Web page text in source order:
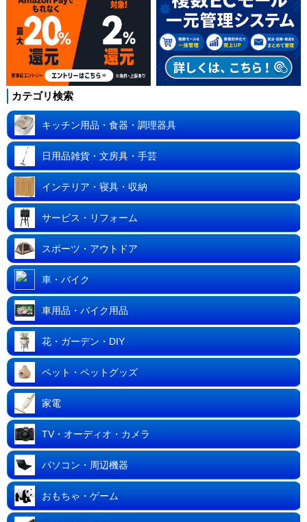
カテゴリ検索
キッチン用品・食器・調理器具
日用品雑貨・文房具・手芸
インテリア・寝具・収納
サービス・リフォーム
スポーツ・アウトドア
車・バイク
車用品・バイク用品
花・ガーデン・DIY
ペット・ペットグッズ
家電
TV・オーディオ・カメラ
パソコン・周辺機器
おもちゃ・ゲーム